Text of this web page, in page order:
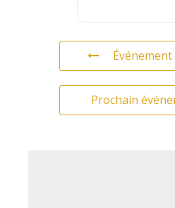
Prochain